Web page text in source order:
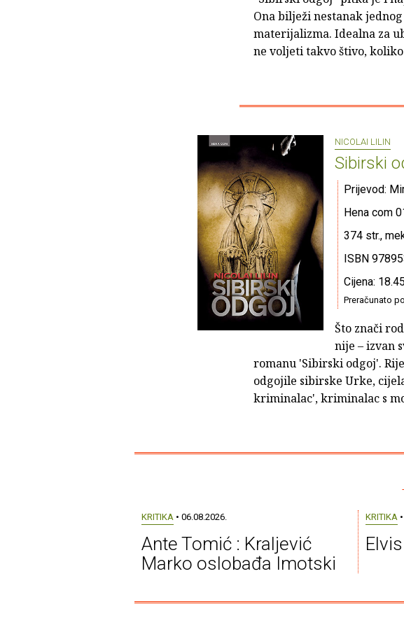
Ona bilježi nestanak
materijalizma. Idealna za
ne voljeti takvo štivo,
NICOLAI LILIN
Sibirski
Prijevod:
Hena com
374 str.,
ISBN
Cijena:
Preračunato
Što znači
nije – izvan
romanu 'Sibirski odgoj'.
odgojile sibirske Urke,
kriminalac', kriminalac s
KRITIKA • 06.08.2026.
Ante Tomić : Kraljević
Marko oslobađa Imotski
KRITIKA